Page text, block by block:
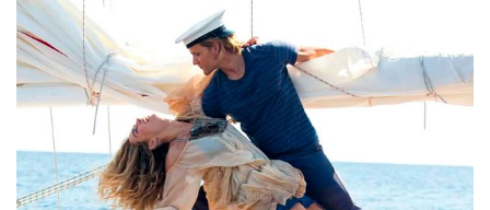
EL MUSICAL EN ESPAÑA
ENTREVISTAS
GRANDES AUTORES
PROTAGONISTAS
+ CINE X FAVOR